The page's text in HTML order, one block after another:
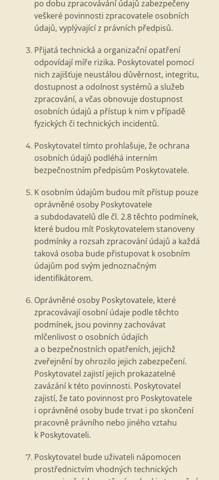
po dobu zpracovávání údajů zabezpečeny
veškeré povinnosti zpracovatele osobních
údajů, vyplývající z právních předpisů.
Přijatá technická a organizační opatření
odpovídají míře rizika. Poskytovatel pomocí
nich zajišťuje neustálou důvěrnost, integritu,
dostupnost a odolnost systémů a služeb
zpracování, a včas obnovuje dostupnost
osobních údajů a přístup k nim v případě
fyzických či technických incidentů.
Poskytovatel tímto prohlašuje, že ochrana
osobních údajů podléhá interním
bezpečnostním předpisům Poskytovatele.
K osobním údajům budou mít přístup pouze
oprávněné osoby Poskytovatele
a subdodavatelů dle čl. 2.8 těchto podmínek,
které budou mít Poskytovatelem stanoveny
podmínky a rozsah zpracování údajů a každá
taková osoba bude přistupovat k osobním
údajům pod svým jednoznačným
identifikátorem.
Oprávněné osoby Poskytovatele, které
zpracovávají osobní údaje podle těchto
podmínek, jsou povinny zachovávat
mlčenlivost o osobních údajích
a o bezpečnostních opatřeních, jejichž
zveřejnění by ohrozilo jejich zabezpečení.
Poskytovatel zajistí jejich prokazatelné
zavázání k této povinnosti. Poskytovatel
zajistí, že tato povinnost pro Poskytovatele
i oprávněné osoby bude trvat i po skončení
pracovně právního nebo jiného vztahu
k Poskytovateli.
Poskytovatel bude uživateli nápomocen
prostřednictvím vhodných technických